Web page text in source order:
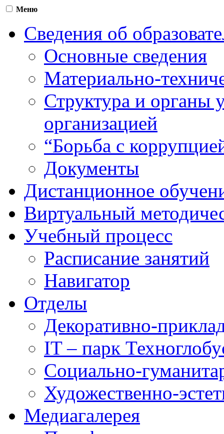
Меню
Сведения об
Основные сведения
Материально-
Структура и органы
организацией
“Борьба с
Документы
Дистанционное
Виртуальный
Учебный процесс
Расписание занятий
Навигатор
Отделы
Декоративно-
IT – парк
Социально-
Художественно-
Медиагалерея